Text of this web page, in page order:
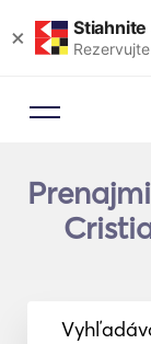
× Stiahnite